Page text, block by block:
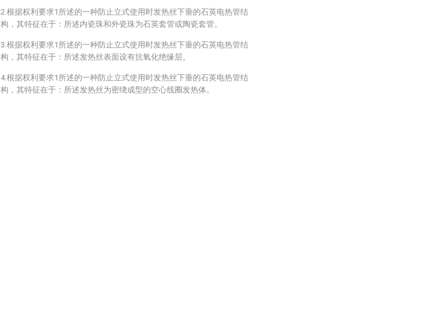
2.根据权利要求1所述的一种防止立式使用时发热丝下垂的石英电热管结
构，其特征在于：所述内瓷珠和外瓷珠为石英套管或陶瓷套管。
3.根据权利要求1所述的一种防止立式使用时发热丝下垂的石英电热管结
构，其特征在于：所述发热丝表面设有抗氧化绝缘层。
4.根据权利要求1所述的一种防止立式使用时发热丝下垂的石英电热管结
构，其特征在于：所述发热丝为密绕成型的空心线圈发热体。